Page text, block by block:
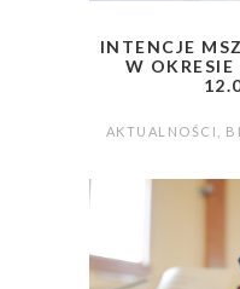
INTENCJE
W
AKTUALNOŚCI